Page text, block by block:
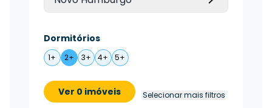
Dormitórios
1+ 2+ 3+ 4+ 5+
Ver 0 imóveis Selecionar mais filtros